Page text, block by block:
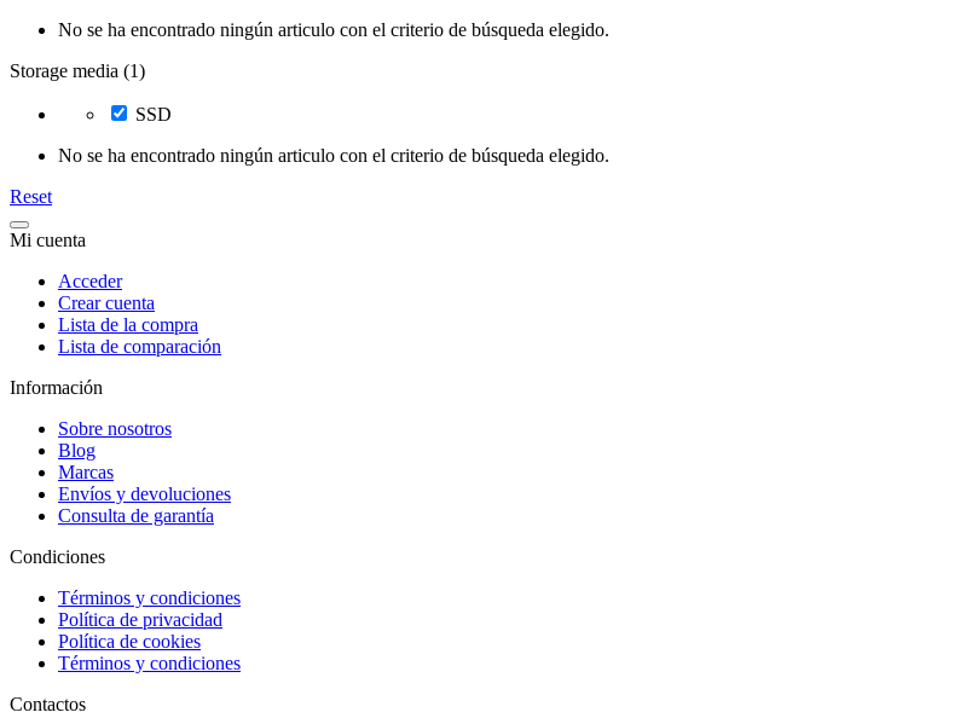
No se ha encontrado ningún articulo con el criterio de búsqueda elegido.
Storage media (1)
SSD
No se ha encontrado ningún articulo con el criterio de búsqueda elegido.
Reset
Mi cuenta
Acceder
Crear cuenta
Lista de la compra
Lista de comparación
Información
Sobre nosotros
Blog
Marcas
Envíos y devoluciones
Consulta de garantía
Condiciones
Términos y condiciones
Política de privacidad
Política de cookies
Términos y condiciones
Contactos